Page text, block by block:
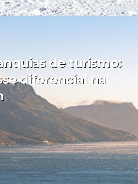
de turismo:
diferencial na